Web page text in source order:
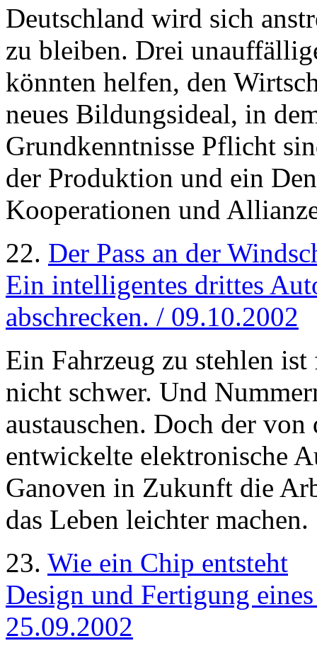
Deutschland wird sich
zu bleiben. Drei
könnten helfen, den
neues Bildungsideal, in
Grundkenntnisse Pflicht
der Produktion und ein
Kooperationen und
22. Der Pass an der
Ein intelligentes drittes
abschrecken. / 09.10.2002
Ein Fahrzeug zu stehlen
nicht schwer. Und
austauschen. Doch der
entwickelte elektronische
Ganoven in Zukunft die
das Leben leichter machen.
23. Wie ein Chip entsteht
Design und Fertigung
25.09.2002